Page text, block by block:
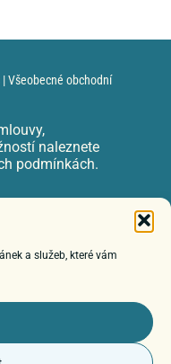
a služeb, které vám
|Všeobecné obchodní
naleznete
podmínkách.